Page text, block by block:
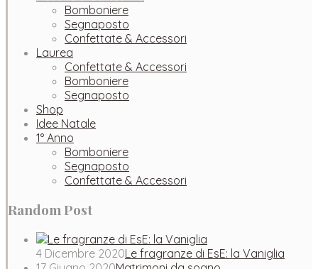
Bomboniere
Segnaposto
Confettate & Accessori
Laurea
Confettate & Accessori
Bomboniere
Segnaposto
Shop
Idee Natale
1° Anno
Bomboniere
Segnaposto
Confettate & Accessori
Random Post
4 Dicembre 2020Le fragranze di EsE: la Vaniglia